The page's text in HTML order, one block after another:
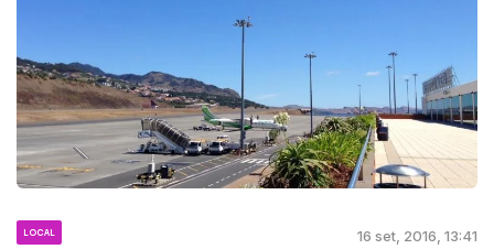
LOCAL 16 set, 2016, 13:41